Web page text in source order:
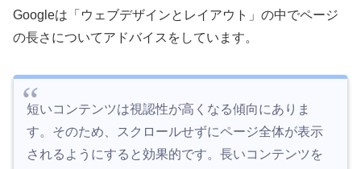
Googleは「ウェブデザインとレイアウト」の中でページ
の長さについてアドバイスをしています。
短いコンテンツは視認性が高くなる傾向にありま
す。そのため、スクロールせずにページ全体が表示
されるようにすると効果的です。長いコンテンツを